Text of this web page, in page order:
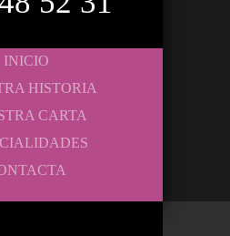
INICIO
HISTORIA
CARTA